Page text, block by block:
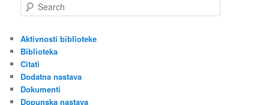
e
r
c
h
Aktivnosti biblioteke
Biblioteka
Citati
Dodatna nastava
Dokumenti
Dopunska nastava